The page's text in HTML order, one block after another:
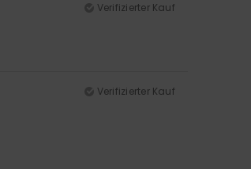
Verifizierter Kauf
Verifizierter Kauf